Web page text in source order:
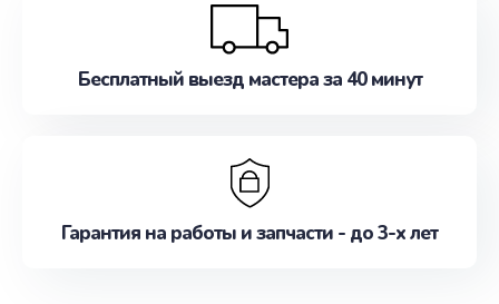
Бесплатный выезд мастера за 40 минут
Гарантия на работы и запчасти - до 3-х лет